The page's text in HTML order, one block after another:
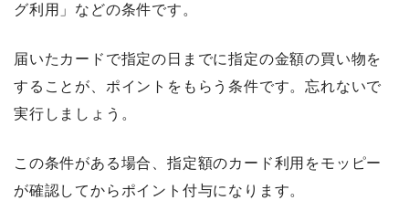
グ利用」などの条件です。
届いたカードで指定の日までに指定の金額の買い物を
することが、ポイントをもらう条件です。忘れないで
実行しましょう。
この条件がある場合、指定額のカード利用をモッピー
が確認してからポイント付与になります。